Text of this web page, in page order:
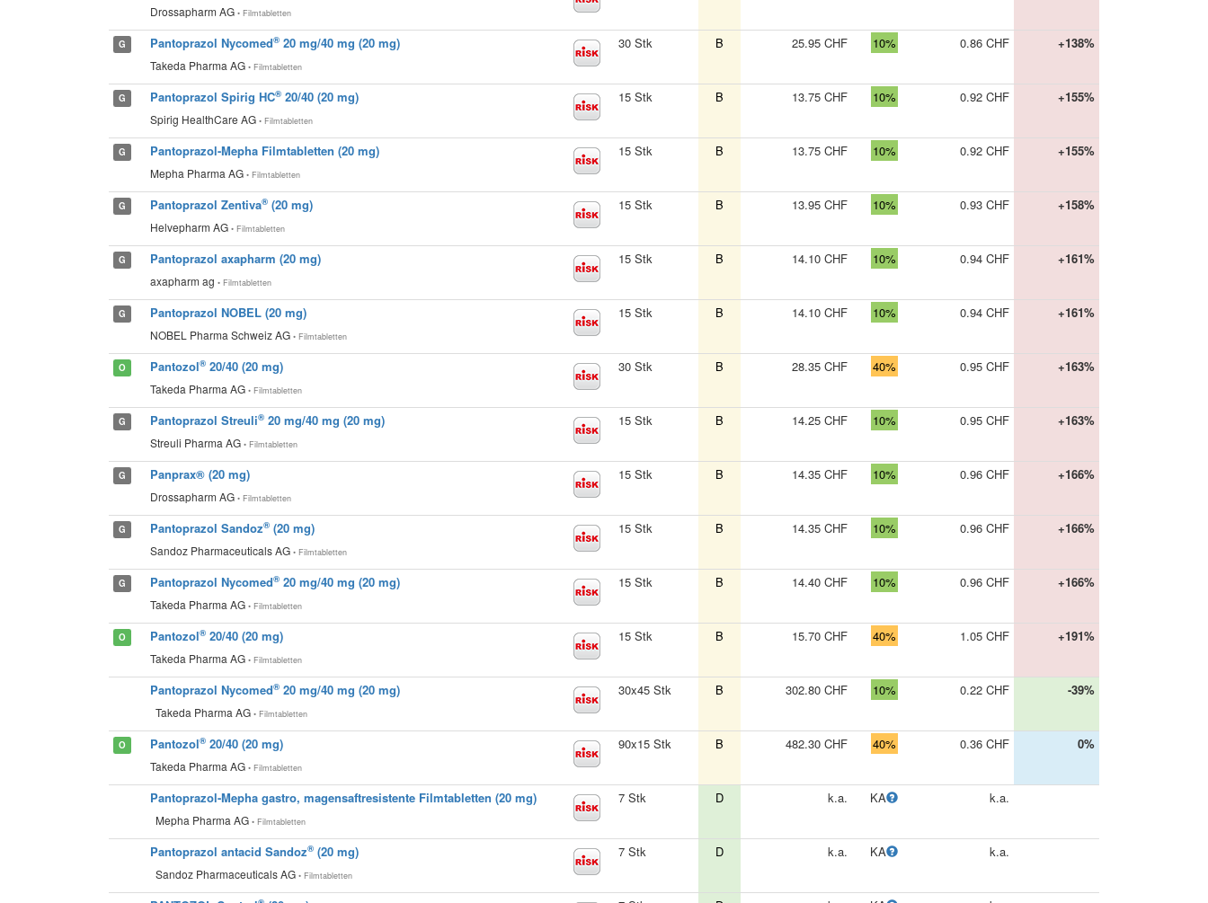
Drossapharm AG • Filmtabletten
G Pantoprazol Nycomed® 20 mg/40 mg (20 mg)
Takeda Pharma AG • Filmtabletten
30 Stk B 25.95 CHF 10% 0.86 CHF +138%
G Pantoprazol Spirig HC® 20/40 (20 mg)
Spirig HealthCare AG • Filmtabletten
15 Stk B 13.75 CHF 10% 0.92 CHF +155%
G Pantoprazol-Mepha Filmtabletten (20 mg)
Mepha Pharma AG • Filmtabletten
15 Stk B 13.75 CHF 10% 0.92 CHF +155%
G Pantoprazol Zentiva® (20 mg)
Helvepharm AG • Filmtabletten
15 Stk B 13.95 CHF 10% 0.93 CHF +158%
G Pantoprazol axapharm (20 mg)
axapharm ag • Filmtabletten
15 Stk B 14.10 CHF 10% 0.94 CHF +161%
G Pantoprazol NOBEL (20 mg)
NOBEL Pharma Schweiz AG • Filmtabletten
15 Stk B 14.10 CHF 10% 0.94 CHF +161%
O Pantozol® 20/40 (20 mg)
Takeda Pharma AG • Filmtabletten
30 Stk B 28.35 CHF 40% 0.95 CHF +163%
G Pantoprazol Streuli® 20 mg/40 mg (20 mg)
Streuli Pharma AG • Filmtabletten
15 Stk B 14.25 CHF 10% 0.95 CHF +163%
G Panprax® (20 mg)
Drossapharm AG • Filmtabletten
15 Stk B 14.35 CHF 10% 0.96 CHF +166%
G Pantoprazol Sandoz® (20 mg)
Sandoz Pharmaceuticals AG • Filmtabletten
15 Stk B 14.35 CHF 10% 0.96 CHF +166%
G Pantoprazol Nycomed® 20 mg/40 mg (20 mg)
Takeda Pharma AG • Filmtabletten
15 Stk B 14.40 CHF 10% 0.96 CHF +166%
O Pantozol® 20/40 (20 mg)
Takeda Pharma AG • Filmtabletten
15 Stk B 15.70 CHF 40% 1.05 CHF +191%
Pantoprazol Nycomed® 20 mg/40 mg (20 mg)
Takeda Pharma AG • Filmtabletten
30x45 Stk B 302.80 CHF 10% 0.22 CHF -39%
O Pantozol® 20/40 (20 mg)
Takeda Pharma AG • Filmtabletten
90x15 Stk B 482.30 CHF 40% 0.36 CHF 0%
Pantoprazol-Mepha gastro, magensaftresistente Filmtabletten (20 mg)
Mepha Pharma AG • Filmtabletten
7 Stk D k.a. KA k.a.
Pantoprazol antacid Sandoz® (20 mg)
Sandoz Pharmaceuticals AG • Filmtabletten
7 Stk D k.a. KA k.a.